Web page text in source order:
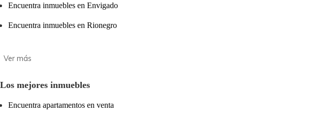
Encuentra inmuebles en Envigado
Encuentra inmuebles en Rionegro
Los mejores inmuebles
Encuentra apartamentos en venta